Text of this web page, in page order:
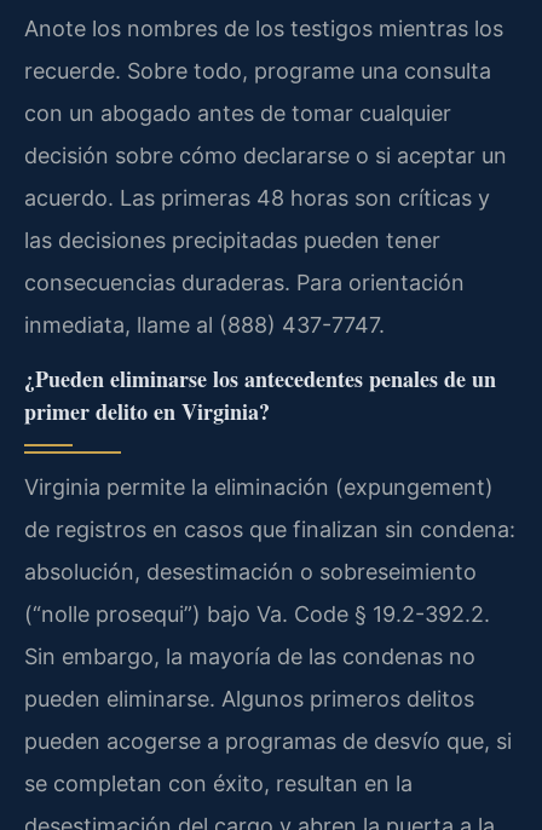
Anote los nombres de los testigos mientras los
recuerde. Sobre todo, programe una consulta
con un abogado antes de tomar cualquier
decisión sobre cómo declararse o si aceptar un
acuerdo. Las primeras 48 horas son críticas y
las decisiones precipitadas pueden tener
consecuencias duraderas. Para orientación
inmediata, llame al (888) 437-7747.
¿Pueden eliminarse los antecedentes penales de un
primer delito en Virginia?
Virginia permite la eliminación (expungement)
de registros en casos que finalizan sin condena:
absolución, desestimación o sobreseimiento
(“nolle prosequi”) bajo Va. Code § 19.2-392.2.
Sin embargo, la mayoría de las condenas no
pueden eliminarse. Algunos primeros delitos
pueden acogerse a programas de desvío que, si
se completan con éxito, resultan en la